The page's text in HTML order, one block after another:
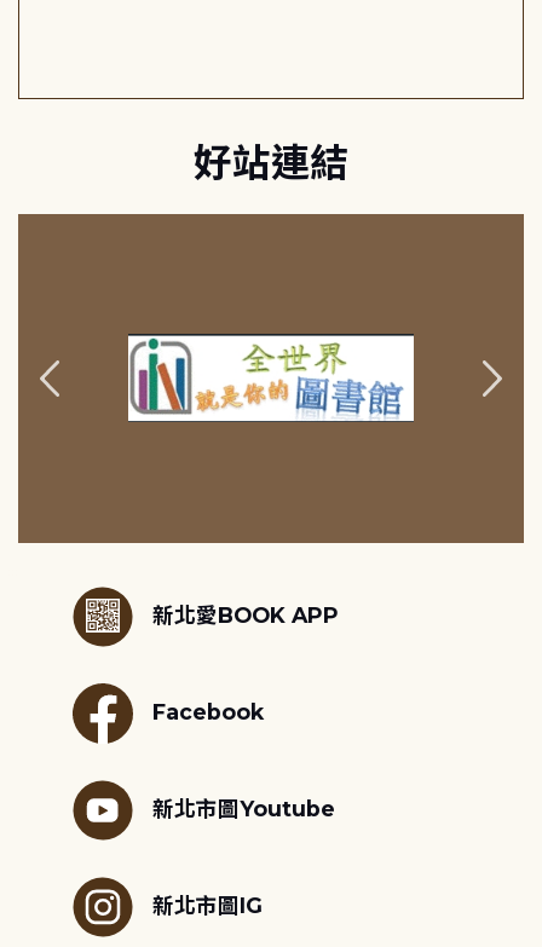
好站連結
新北愛BOOK APP
Facebook
新北市圖Youtube
新北市圖IG